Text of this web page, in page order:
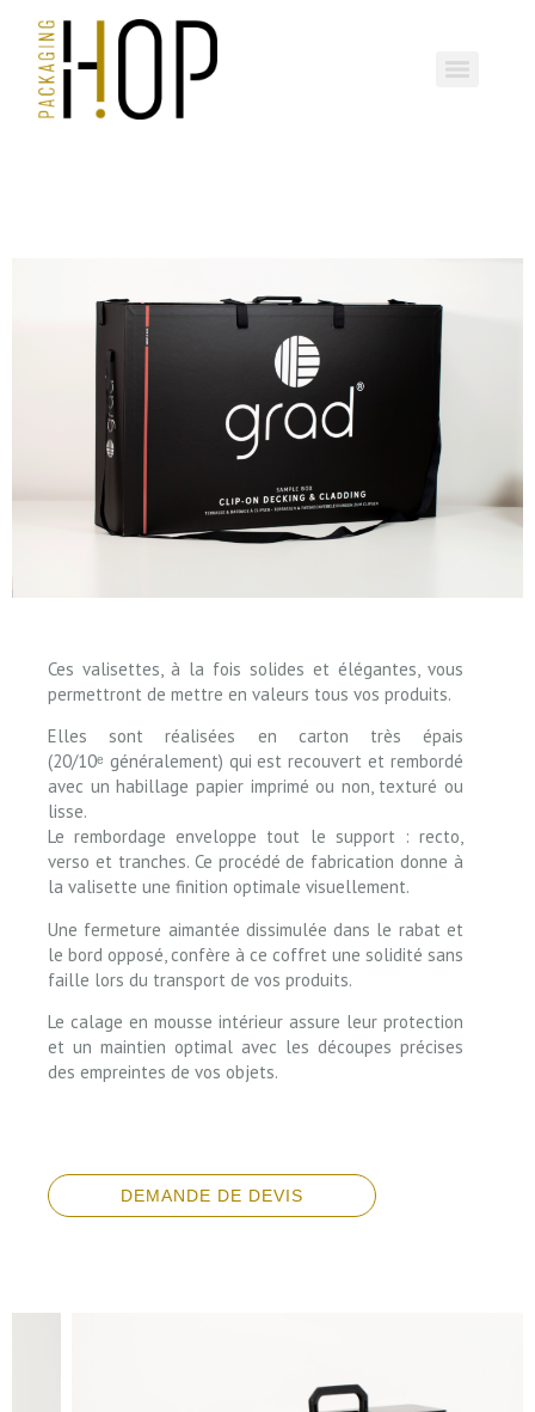
Ces valisettes, à la fois solides et élégantes, vous
permettront de mettre en valeurs tous vos produits.
Elles sont réalisées en carton très épais
(20/10ᵉ généralement) qui est recouvert et rembordé
avec un habillage papier imprimé ou non, texturé ou
lisse.
Le rembordage enveloppe tout le support : recto,
verso et tranches. Ce procédé de fabrication donne à
la valisette une finition optimale visuellement.
Une fermeture aimantée dissimulée dans le rabat et
le bord opposé, confère à ce coffret une solidité sans
faille lors du transport de vos produits.
Le calage en mousse intérieur assure leur protection
et un maintien optimal avec les découpes précises
des empreintes de vos objets.
DEMANDE DE DEVIS